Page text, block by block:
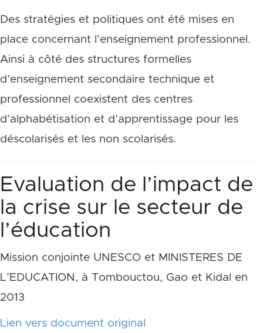
Des stratégies et politiques ont été mises en
place concernant l’enseignement professionnel.
Ainsi à côté des structures formelles
d’enseignement secondaire technique et
professionnel coexistent des centres
d’alphabétisation et d’apprentissage pour les
déscolarisés et les non scolarisés.
Evaluation de l’impact de
la crise sur le secteur de
l’éducation
Mission conjointe UNESCO et MINISTERES DE
L’EDUCATION, à Tombouctou, Gao et Kidal en
2013
Lien vers document original